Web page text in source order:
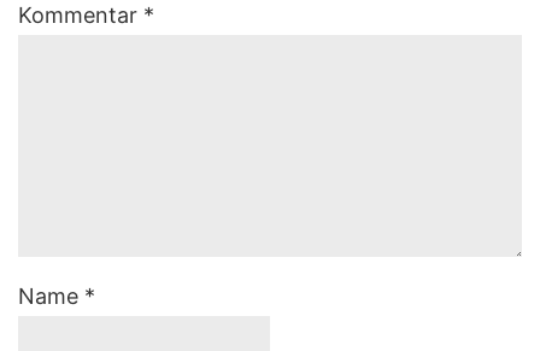
Kommentar *
Name *